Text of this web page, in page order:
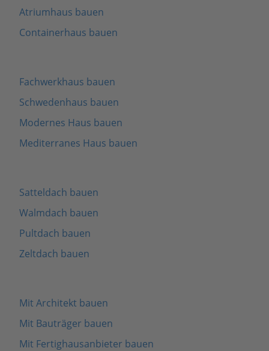
Atriumhaus bauen
Containerhaus bauen
Fachwerkhaus bauen
Schwedenhaus bauen
Modernes Haus bauen
Mediterranes Haus bauen
Satteldach bauen
Walmdach bauen
Pultdach bauen
Zeltdach bauen
Mit Architekt bauen
Mit Bauträger bauen
Mit Fertighausanbieter bauen